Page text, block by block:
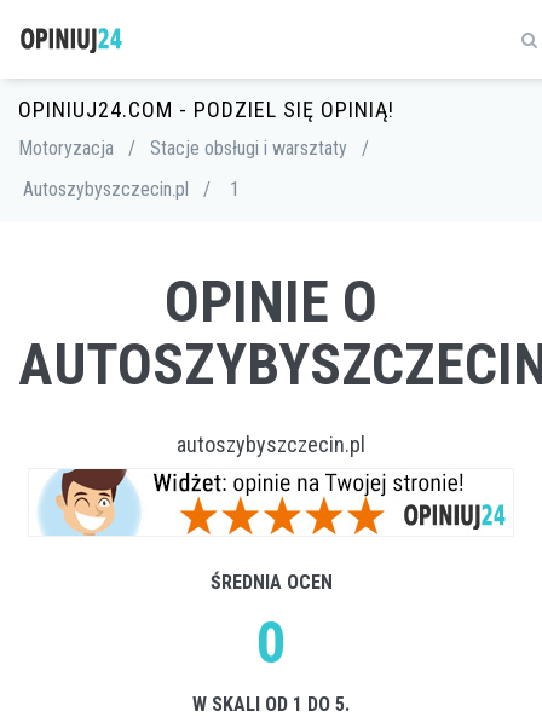
OPINIUJ24.COM - PODZIEL SIĘ OPINIĄ!
Motoryzacja / Stacje obsługi i warsztaty
/
Autoszybyszczecin.pl
/ 1
OPINIE O
autoszybyszczecin.pl
ŚREDNIA OCEN
0
W SKALI OD 1 DO 5.